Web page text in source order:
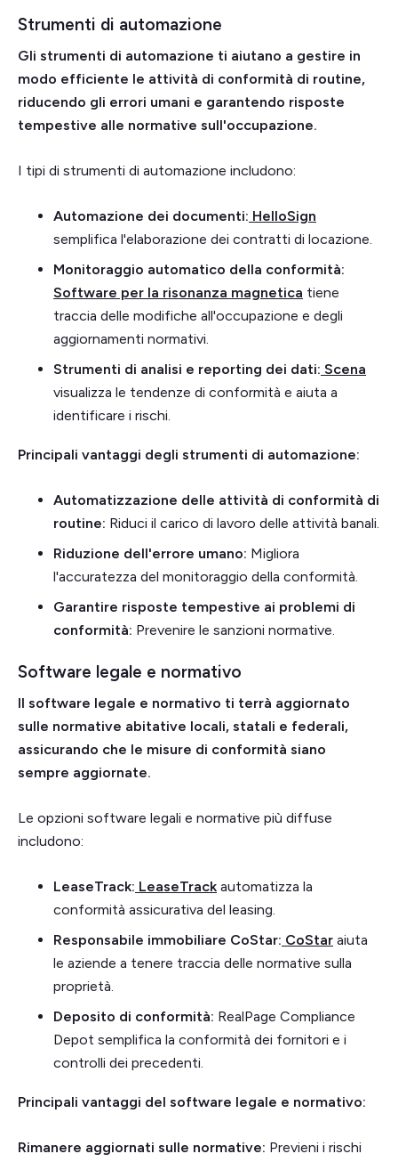
Strumenti di automazione
Gli strumenti di automazione ti aiutano a gestire in
modo efficiente le attività di conformità di routine,
riducendo gli errori umani e garantendo risposte
tempestive alle normative sull'occupazione.
I tipi di strumenti di automazione includono:
Automazione dei documenti: HelloSign
semplifica l'elaborazione dei contratti di locazione.
Monitoraggio automatico della conformità:
Software per la risonanza magnetica tiene
traccia delle modifiche all'occupazione e degli
aggiornamenti normativi.
Strumenti di analisi e reporting dei dati: Scena
visualizza le tendenze di conformità e aiuta a
identificare i rischi.
Principali vantaggi degli strumenti di automazione:
Automatizzazione delle attività di conformità di
routine: Riduci il carico di lavoro delle attività banali.
Riduzione dell'errore umano: Migliora
l'accuratezza del monitoraggio della conformità.
Garantire risposte tempestive ai problemi di
conformità: Prevenire le sanzioni normative.
Software legale e normativo
Il software legale e normativo ti terrà aggiornato
sulle normative abitative locali, statali e federali,
assicurando che le misure di conformità siano
sempre aggiornate.
Le opzioni software legali e normative più diffuse
includono:
LeaseTrack: LeaseTrack automatizza la
conformità assicurativa del leasing.
Responsabile immobiliare CoStar: CoStar aiuta
le aziende a tenere traccia delle normative sulla
proprietà.
Deposito di conformità: RealPage Compliance
Depot semplifica la conformità dei fornitori e i
controlli dei precedenti.
Principali vantaggi del software legale e normativo:
Rimanere aggiornati sulle normative: Previeni i rischi